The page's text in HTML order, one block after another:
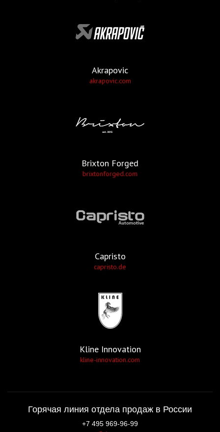
Akrapovic
akrapovic.com
Brixton Forged
brixtonforged.com
Capristo
capristo.de
Kline Innovation
kline-innovation.com
Горячая линия отдела продаж в России
+7 495 969-96-99